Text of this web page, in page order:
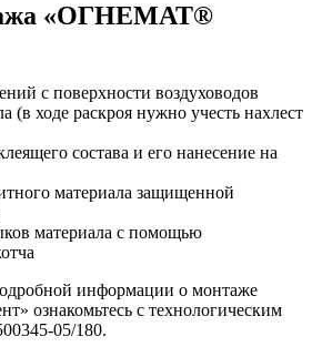
«ОГНЕМАТ®
с поверхности воздуховодов
(в ходе раскроя нужно учесть нахлест
состава и его нанесение на
материала защищенной
материала с помощью
информации о монтаже
ознакомьтесь с технологическим
05/180.